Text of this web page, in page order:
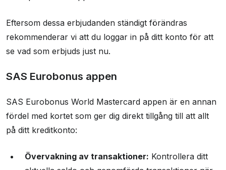
Eftersom dessa erbjudanden ständigt förändras
rekommenderar vi att du loggar in på ditt konto för att
se vad som erbjuds just nu.
SAS Eurobonus appen
SAS Eurobonus World Mastercard appen är en annan
fördel med kortet som ger dig direkt tillgång till att allt
på ditt kreditkonto:
Övervakning av transaktioner: Kontrollera ditt